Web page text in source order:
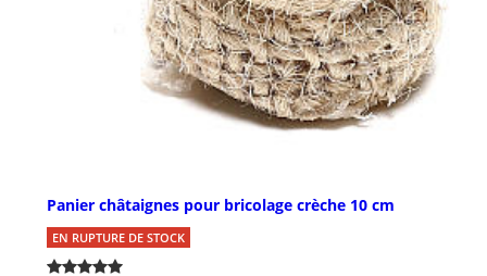
Panier châtaignes pour bricolage crèche 10 cm
EN RUPTURE DE STOCK